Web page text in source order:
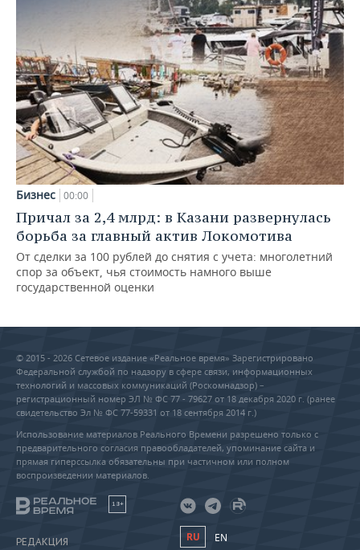
Бизнес 00:00
Причал за 2,4 млрд: в Казани развернулась
борьба за главный актив Локомотива
От сделки за 100 рублей до снятия с учета: многолетний
спор за объект, чья стоимость намного выше
государственной оценки
© 2015 - 2026 Сетевое издание «Реальное время» Зарегистрировано
Федеральной службой по надзору в сфере связи, информационных
технологий и массовых коммуникаций (Роскомнадзор) –
регистрационный номер ЭЛ № ФС 77 - 79627 от 18 декабря 2020 г. (ранее
свидетельство Эл № ФС 77-59331 от 18 сентября 2014 г.)
Использование материалов Реального Времени разрешено только с
предварительного согласия правообладателей, упоминание сайта и
прямая гиперссылка обязательны при частичном или полном
воспроизведении материалов.
18+
РЕДАКЦИЯ RU EN